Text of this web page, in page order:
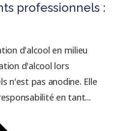
professionnels :
d'alcool en milieu
d'alcool lors
n'est pas anodine. Elle
en tant...